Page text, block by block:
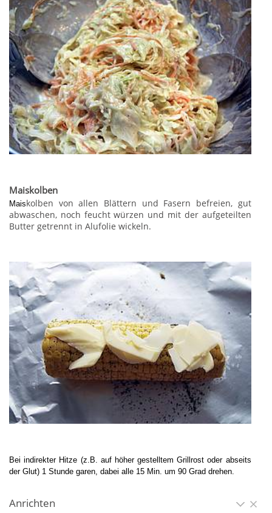
Maiskolben
Maiskolben von allen Blättern und Fasern befreien, gut
abwaschen, noch feucht würzen und mit der aufgeteilten
Butter getrennt in Alufolie wickeln.
Bei indirekter Hitze (z.B. auf höher gestelltem Grillrost oder abseits
der Glut) 1 Stunde garen, dabei alle 15 Min. um 90 Grad drehen.
Anrichten